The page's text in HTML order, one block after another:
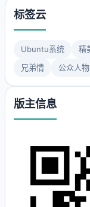
标签云
Ubuntu系统 精
兄弟情
公众人物
版主信息